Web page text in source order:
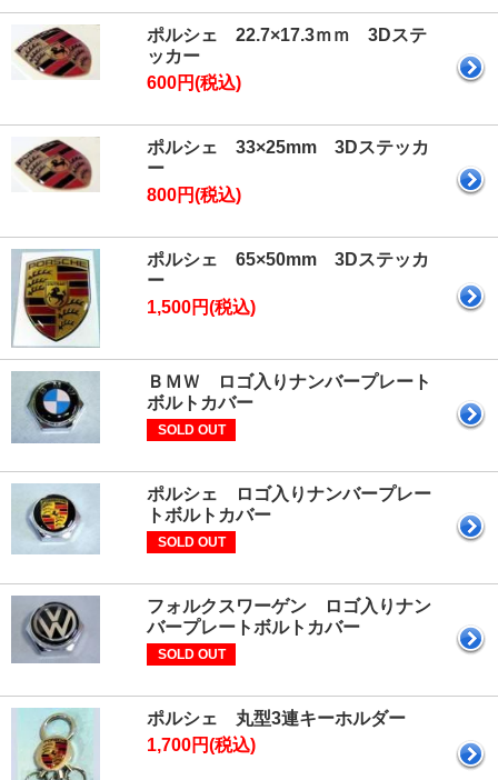
ポルシェ 22.7×17.3ｍｍ 3Dステ
ッカー
600円(税込)
ポルシェ 33×25mm 3Dステッカ
ー
800円(税込)
ポルシェ 65×50mm 3Dステッカ
ー
1,500円(税込)
ＢＭＷ ロゴ入りナンバープレート
ボルトカバー
SOLD OUT
ポルシェ ロゴ入りナンバープレー
トボルトカバー
SOLD OUT
フォルクスワーゲン ロゴ入りナン
バープレートボルトカバー
SOLD OUT
ポルシェ 丸型3連キーホルダー
1,700円(税込)